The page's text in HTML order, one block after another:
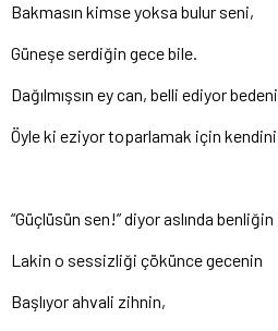
Bakmasın kimse yoksa bulur seni,
Güneşe serdiğin gece bile.
Dağılmışsın ey can, belli ediyor bedeni
Öyle ki eziyor toparlamak için kendini
“Güçlüsün sen!” diyor aslında benliğin
Lakin o sessizliği çökünce gecenin
Başlıyor ahvali zihnin,